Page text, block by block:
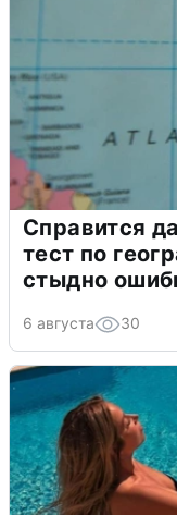
Справится
тест по
стыдно
6 августа 30